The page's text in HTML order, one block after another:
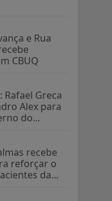
e Rua
CBUQ
Rafael Greca
Alex para
do...
recebe
reforçar o
da...